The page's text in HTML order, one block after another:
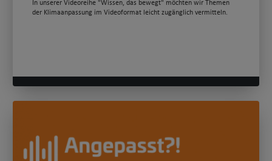
In unserer Videoreihe "Wissen, das bewegt" möchten wir Themen
der Klimaanpassung im Videoformat leicht zugänglich vermitteln.